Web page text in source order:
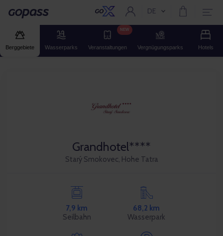
Gopass Aktuelle Sprache:
DE
Berggebiete Wasserparks Veranstaltungen
NEW
Vergnügungsparks Hotels
Grandhotel****
Starý Smokovec, Hohe Tatra
7,9 km
Seilbahn
68,2 km
Wasserpark